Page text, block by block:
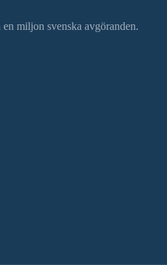
miljon svenska avgöranden.